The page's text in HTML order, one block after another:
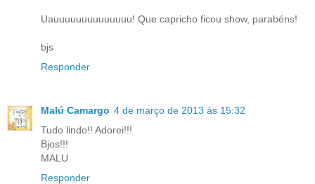
Uauuuuuuuuuuuuuu! Que capricho ficou show, parabéns!
bjs
Responder
Malú Camargo 4 de março de 2013 às 15:32
Tudo lindo!! Adorei!!!
Bjos!!!
MALU
Responder